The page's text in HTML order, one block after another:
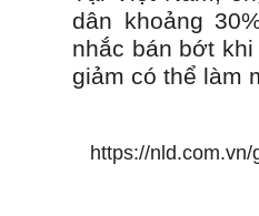
dân khoảng
nhắc bán bớt
giảm có thể làm
https://